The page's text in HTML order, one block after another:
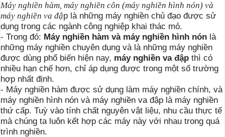
Máy nghiền hàm, máy nghiền côn (máy nghiền hình nón) và
máy nghiền va đập là những máy nghiền chủ đạo được sử
dụng trong các ngành công nghiệp khai thác mỏ.
- Trong đó: Máy nghiền hàm và máy nghiền hình nón là
những máy nghiền chuyên dụng và là những máy nghiền
được dùng phổ biến hiện nay, máy nghiền va đập thì có
nhiều hạn chế hơn, chỉ áp dụng được trong một số trường
hợp nhất định.
- Máy nghiền hàm được sử dụng làm máy nghiền chính, và
máy nghiền hình nón và máy nghiền va đập là máy nghiền
thứ cấp. Tuỳ vào tính chất nguyên vật liệu, nhu cầu thực tế
mà chúng ta luôn kết hợp các máy này với nhau trong quá
trình nghiền.